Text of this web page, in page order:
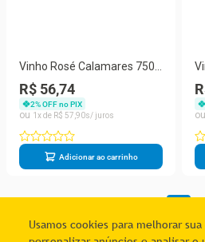
Usamos cookies para melhorar
Vinho Rosé Calamares 750
Ml
R$ 56,74
2% OFF no PIX
1
R$ 57 90
Adicionar ao carrinho